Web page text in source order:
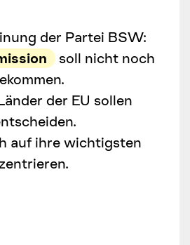
der Partei BSW:
soll nicht noch
der EU sollen
auf ihre wichtigsten